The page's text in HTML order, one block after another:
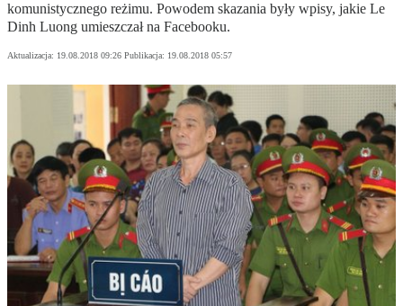
komunistycznego reżimu. Powodem skazania były wpisy, jakie Le
Dinh Luong umieszczał na Facebooku.
Aktualizacja: 19.08.2018 09:26 Publikacja: 19.08.2018 05:57